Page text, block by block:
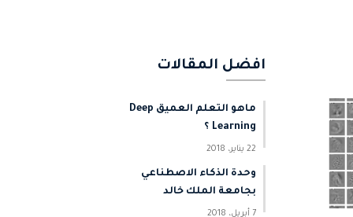
افضل المقالات
ماهو التعلم العميق Deep
Learning ؟
22 يناير، 2018
وحدة الذكاء الاصطناعي
بجامعة الملك خالد
7 أبريل، 2018